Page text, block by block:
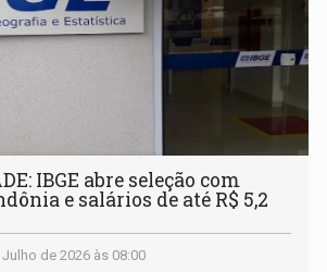
IBGE abre seleção com
e salários de até R$ 5,2
Julho de 2026 às 08:00